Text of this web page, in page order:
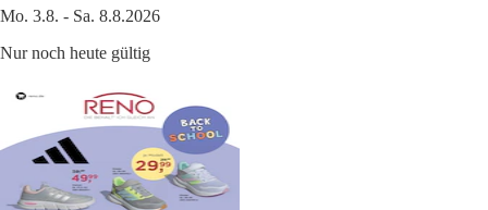
Mo. 3.8. - Sa. 8.8.2026
Nur noch heute gültig